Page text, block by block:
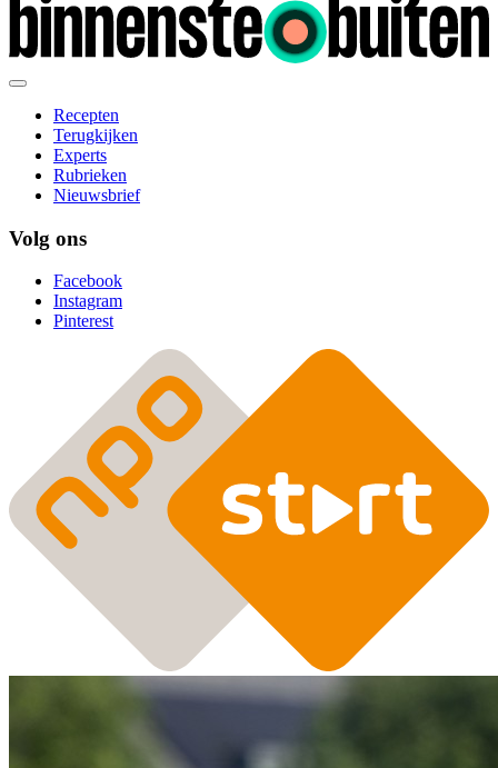
Recepten
Terugkijken
Experts
Rubrieken
Nieuwsbrief
Volg ons
Facebook
Instagram
Pinterest